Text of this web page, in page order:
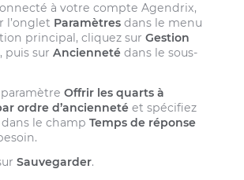
à votre compte Agendrix,
l’onglet Paramètres dans le menu
principal, cliquez surGestion
, puis surAncienneté dans le sous-
paramètreOffrir les quarts à
ordre d’ancienneté et spécifiez
le champTemps de réponse
Sauvegarder.